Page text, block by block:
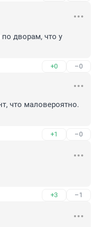
по дворам, что у
+0 –0
что маловероятно.
+1 –0
+3 –1